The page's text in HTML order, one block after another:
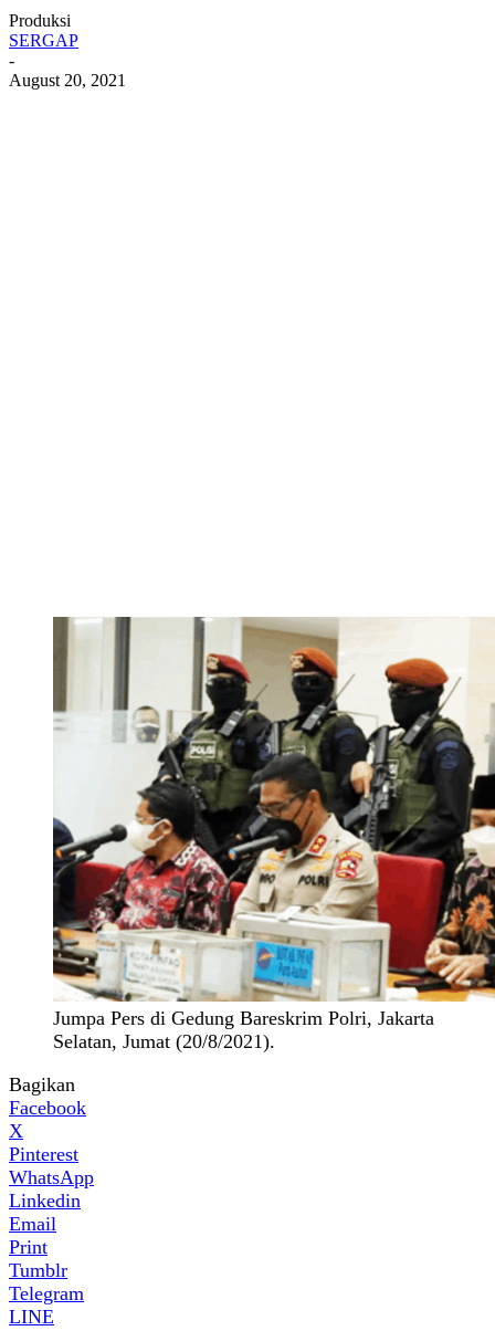
Produksi
SERGAP
-
August 20, 2021
Jumpa Pers di Gedung Bareskrim Polri, Jakarta
Selatan, Jumat (20/8/2021).
Bagikan
Facebook
X
Pinterest
WhatsApp
Linkedin
Email
Print
Tumblr
Telegram
LINE